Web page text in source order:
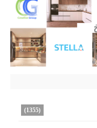
(1355)